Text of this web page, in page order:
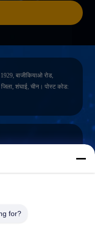
बाजीकियाओ रोड,
शंघाई, चीन। पोस्ट कोड:
for?